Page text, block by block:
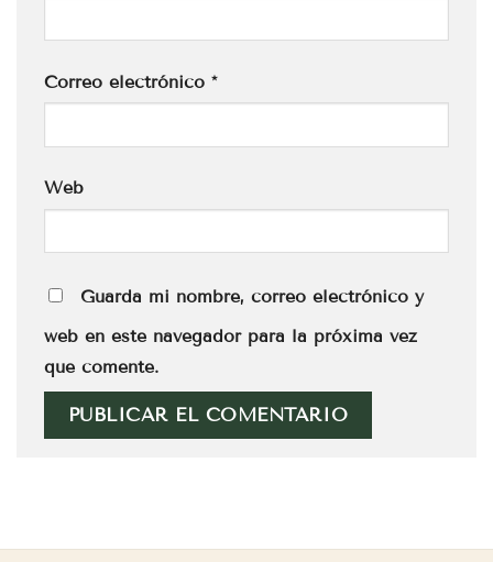
Correo electrónico *
Web
Guarda mi nombre, correo electrónico y
web en este navegador para la próxima vez
que comente.